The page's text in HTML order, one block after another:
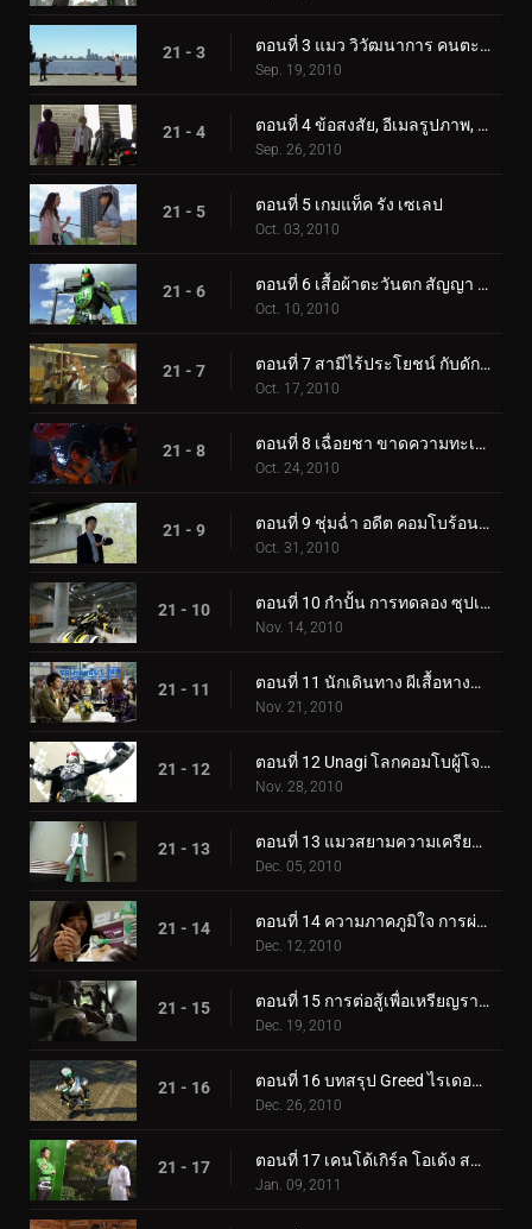
21 - 3 ตอนที่ 3 แมว วิวัฒนาการ คนตะกละ
Sep. 19, 2010
21 - 4 ตอนที่ 4 ข้อสงสัย, อีเมลรูปภาพ, ออมมือ
Sep. 26, 2010
21 - 5 ตอนที่ 5 เกมแท็ค รัง เซเลป
Oct. 03, 2010
21 - 6 ตอนที่ 6 เสื้อผ้าตะวันตก สัญญา สุดยอดคอมโบ
Oct. 10, 2010
21 - 7 ตอนที่ 7 สามีไร้ประโยชน์ กับดัก ชัยชนะครั้งใหญ่
Oct. 17, 2010
21 - 8 ตอนที่ 8 เฉื่อยชา ขาดความทะเยอทะยาน หยุดพัก
Oct. 24, 2010
21 - 9 ตอนที่ 9 ชุ่มฉ่ำ อดีต คอมโบร้อนระอุ
Oct. 31, 2010
21 - 10 ตอนที่ 10 กำปั้น การทดลอง ซุปเปอร์ไบค์
Nov. 14, 2010
21 - 11 ตอนที่ 11 นักเดินทาง ผีเสื้อหางแฉก ผู้มีชื่อเสียง
Nov. 21, 2010
21 - 12 ตอนที่ 12 Unagi โลกคอมโบผู้โจมตีหนักหน่วง
Nov. 28, 2010
21 - 13 ตอนที่ 13 แมวสยามความเครียด ศัลยแพทย์อัจฉริยะ
Dec. 05, 2010
21 - 14 ตอนที่ 14 ความภาคภูมิใจ การผ่าตัด ความลับ
Dec. 12, 2010
21 - 15 ตอนที่ 15 การต่อสู้เพื่อเหรียญรางวัล, รถบรรทุกขนส่ง, ตู้คอนเทนเนอร์
Dec. 19, 2010
21 - 16 ตอนที่ 16 บทสรุป Greed ไรเดอร์ใหม่
Dec. 26, 2010
21 - 17 ตอนที่ 17 เคนโด้เกิร์ล โอเด้ง สปลิทอร่อย
Jan. 09, 2011